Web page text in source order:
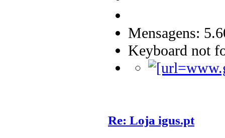
Mensagens:
Keyboard not
Re: Loja igus.pt